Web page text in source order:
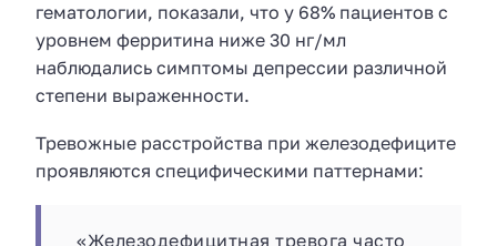
гематологии, показали, что у 68% пациентов с
уровнем ферритина ниже 30 нг/мл
наблюдались симптомы депрессии различной
степени выраженности.
Тревожные расстройства при железодефиците
проявляются специфическими паттернами:
«Железодефицитная тревога часто